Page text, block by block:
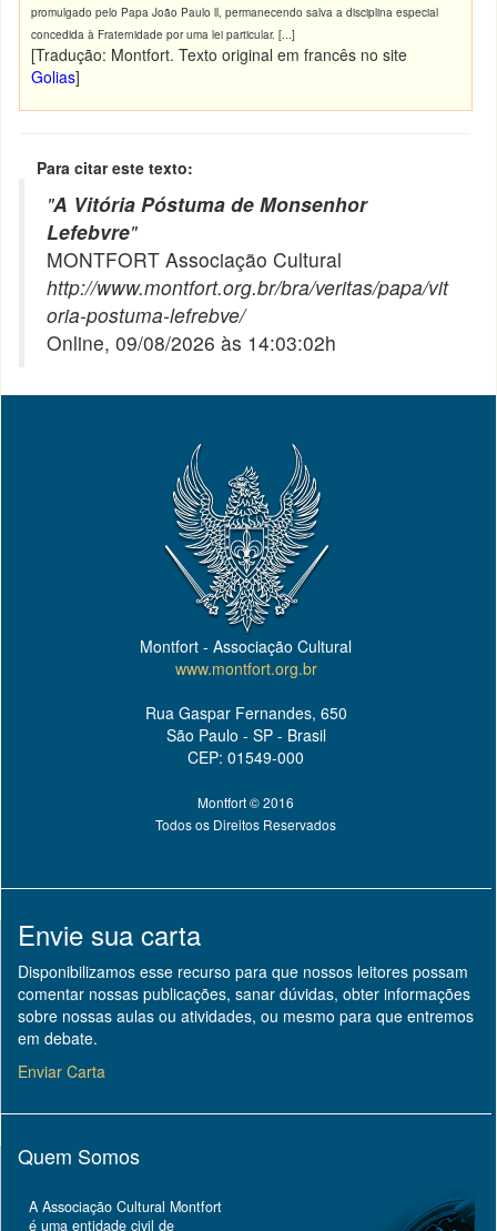
promulgado pelo Papa João Paulo ll, permanecendo salva a disciplina especial
concedida à Fraternidade por uma lei particular. [...]
[Tradução: Montfort. Texto original em francês no site
Golias]
Para citar este texto:
"A Vitória Póstuma de Monsenhor
Lefebvre"
MONTFORT Associação Cultural
http://www.montfort.org.br/bra/veritas/papa/vit
oria-postuma-lefrebve/
Online, 09/08/2026 às 14:03:02h
Montfort - Associação Cultural
www.montfort.org.br
Rua Gaspar Fernandes, 650
São Paulo - SP - Brasil
CEP: 01549-000
Montfort © 2016
Todos os Direitos Reservados
Envie sua carta
Disponibilizamos esse recurso para que nossos leitores possam
comentar nossas publicações, sanar dúvidas, obter informações
sobre nossas aulas ou atividades, ou mesmo para que entremos
em debate.
Enviar Carta
Quem Somos
A Associação Cultural Montfort
é uma entidade civil de